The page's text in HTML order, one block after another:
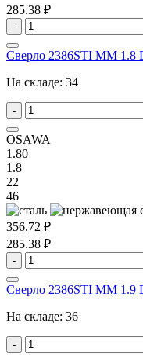
285.38 ₽
-
Сверло 2386STI MM 1.8
На складе: 34
-
OSAWA
1.80
1.8
22
46
356.72 ₽
285.38 ₽
-
Сверло 2386STI MM 1.9
На складе: 36
-